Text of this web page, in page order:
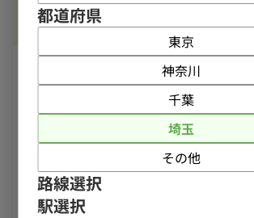
【新越谷×南越谷W動線】駅近3階／夜
◎焼き鳥居抜き
最寄り
都道府県
東京
神奈川
千葉
埼玉
その他
路線選択
駅選択